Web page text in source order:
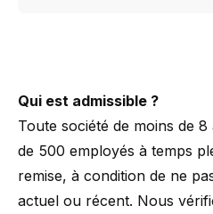
Qui est admissible ?
Toute société de moins de
de 500 employés à temps
remise, à condition de ne
actuel ou récent. Nous